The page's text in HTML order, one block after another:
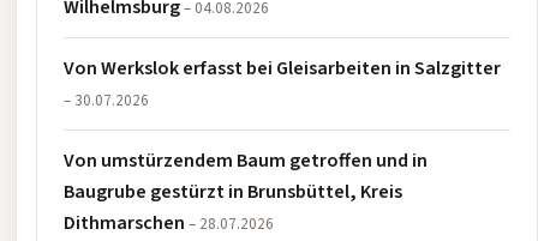
Wilhelmsburg– 04.08.2026
Von Werkslok erfasst bei Gleisarbeiten in Salzgitter
– 30.07.2026
Von umstürzendem Baum getroffen und in
Baugrube gestürzt in Brunsbüttel, Kreis
Dithmarschen– 28.07.2026